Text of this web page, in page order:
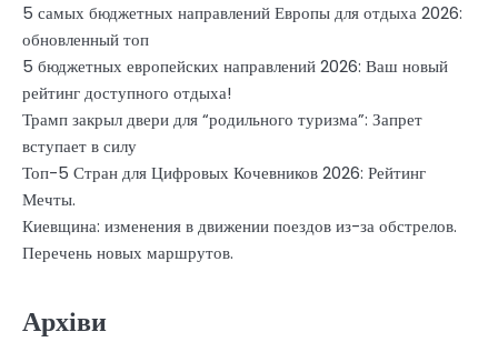
5 самых бюджетных направлений Европы для отдыха 2026:
обновленный топ
5 бюджетных европейских направлений 2026: Ваш новый
рейтинг доступного отдыха!
Трамп закрыл двери для “родильного туризма”: Запрет
вступает в силу
Топ-5 Стран для Цифровых Кочевников 2026: Рейтинг
Мечты.
Киевщина: изменения в движении поездов из-за обстрелов.
Перечень новых маршрутов.
Архіви